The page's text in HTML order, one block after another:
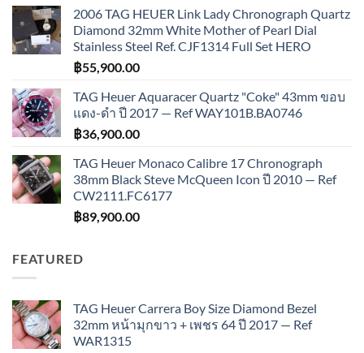
2006 TAG HEUER Link Lady Chronograph Quartz
Diamond 32mm White Mother of Pearl Dial
Stainless Steel Ref. CJF1314 Full Set HERO
฿55,900.00
TAG Heuer Aquaracer Quartz "Coke" 43mm ขอบ
แดง-ดำ ปี 2017 — Ref WAY101B.BA0746
฿36,900.00
TAG Heuer Monaco Calibre 17 Chronograph
38mm Black Steve McQueen Icon ปี 2010 — Ref
CW2111.FC6177
฿89,900.00
FEATURED
TAG Heuer Carrera Boy Size Diamond Bezel
32mm หน้ามุกขาว + เพชร 64 ปี 2017 — Ref
WAR1315